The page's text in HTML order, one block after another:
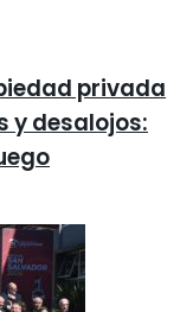
privada
y desalojos: